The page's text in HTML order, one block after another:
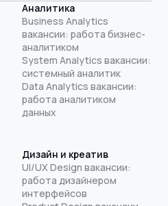
Аналитика
Business Analytics
вакансии: работа бизнес-
аналитиком
System Analytics вакансии:
системный аналитик
Data Analytics вакансии:
работа аналитиком
данных
Дизайн и креатив
UI/UX Design вакансии:
работа дизайнером
интерфейсов